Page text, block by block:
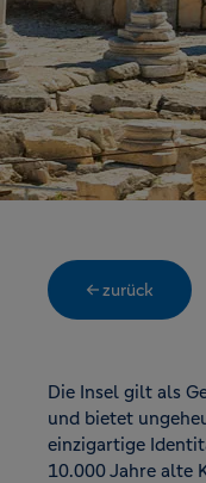
← zurück
Die Insel gilt als
und bietet
einzigartige
10.000 Jahre alte